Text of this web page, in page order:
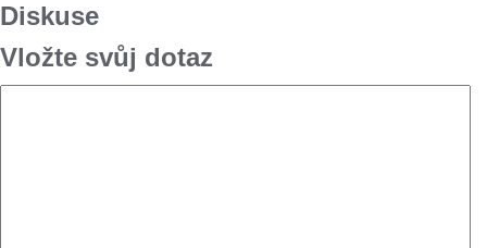
Diskuse
Vložte svůj dotaz